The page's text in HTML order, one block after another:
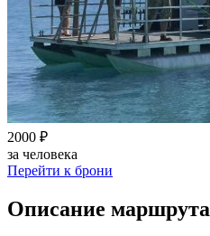
2000 ₽
за человека
Перейти к брони
Описание маршрута